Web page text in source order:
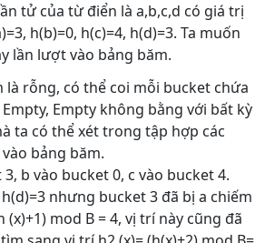
tử của từ điển là a,b,c,d có giá trị
h(b)=0, h(c)=4, h(d)=3. Ta muốn
lần lượt vào bảng băm.
là rỗng, có thể coi mỗi bucket chứa
Empty không bằng với bất kỳ
ta có thể xét trong tập hợp các
bảng băm.
b vào bucket 0, c vào bucket 4.
nhưng bucket 3 đã bị a chiếm
(x)+1) mod B = 4, vị trí này cũng đã